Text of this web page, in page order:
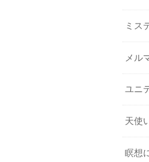
ミス
メル
ユニ
天使
瞑想